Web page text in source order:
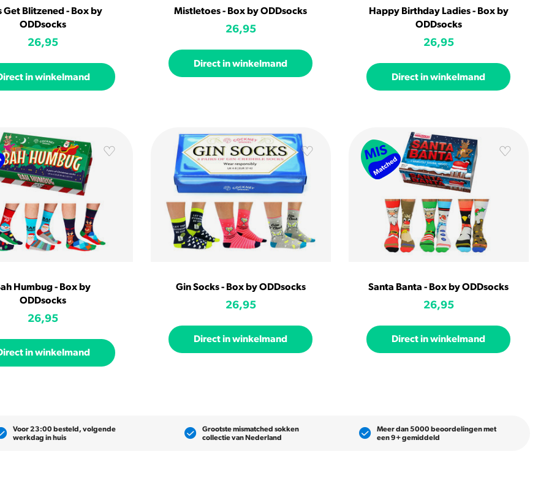
Get Blitzened - Box by
ODDsocks
26,95
in winkelmand
Mistletoes - Box by ODDsocks
26,95
Direct in winkelmand
Happy Birthday Ladies - Box by
ODDsocks
26,95
Direct in winkelmand
Humbug - Box by
ODDsocks
26,95
in winkelmand
Gin Socks - Box by ODDsocks
26,95
Direct in winkelmand
Santa Banta - Box by ODDsocks
26,95
Direct in winkelmand
Voor 23:00 besteld, volgende
werkdag in huis
Grootste mismatched sokken
collectie van Nederland
Meer dan 5000 beoordelingen met
een 9+ gemiddeld